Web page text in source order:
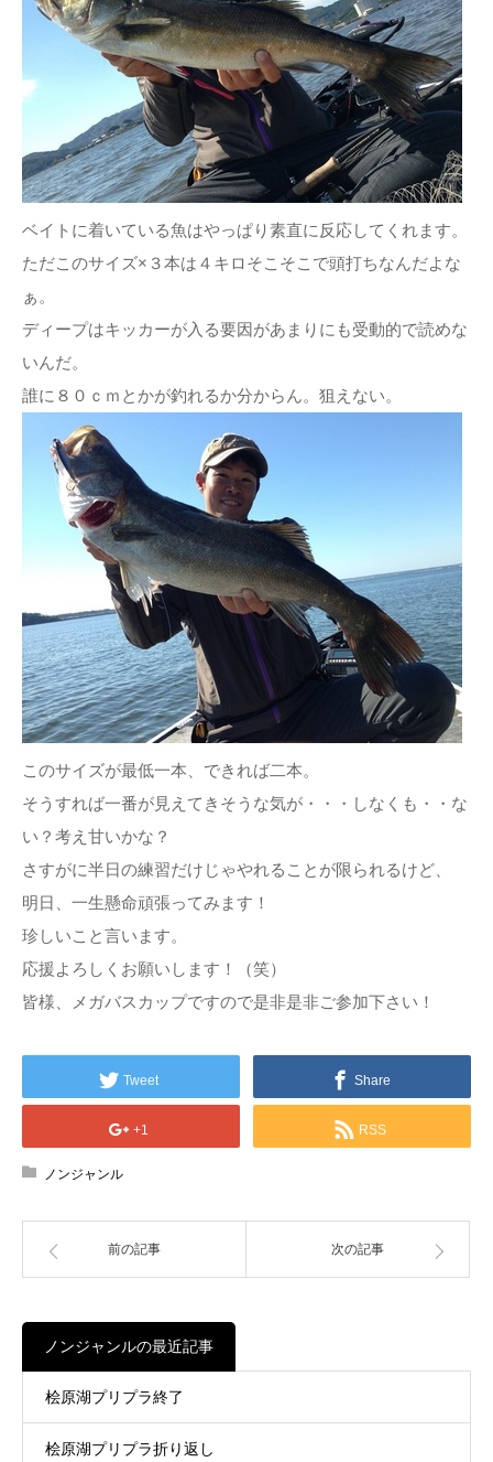
ベイトに着いている魚はやっぱり素直に反応してくれます。
ただこのサイズ×３本は４キロそこそこで頭打ちなんだよな
ぁ。
ディープはキッカーが入る要因があまりにも受動的で読めな
いんだ。
誰に８０ｃｍとかが釣れるか分からん。狙えない。
このサイズが最低一本、できれば二本。
そうすれば一番が見えてきそうな気が・・・しなくも・・な
い？考え甘いかな？
さすがに半日の練習だけじゃやれることが限られるけど、
明日、一生懸命頑張ってみます！
珍しいこと言います。
応援よろしくお願いします！（笑）
皆様、メガバスカップですので是非是非ご参加下さい！
Tweet Share
+1 RSS
ノンジャンル
前の記事 次の記事
ノンジャンルの最近記事
桧原湖プリプラ終了
桧原湖プリプラ折り返し